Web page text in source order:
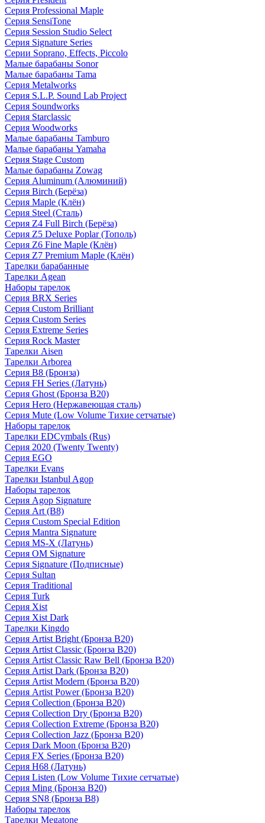
Серия Professional Maple
Серия SensiTone
Серия Session Studio Select
Серия Signature Series
Серии Soprano, Effects, Piccolo
Малые барабаны Sonor
Малые барабаны Tama
Серия Metalworks
Серия S.L.P. Sound Lab Project
Серия Soundworks
Серия Starclassic
Серия Woodworks
Малые барабаны Tamburo
Малые барабаны Yamaha
Серия Stage Custom
Малые барабаны Zowag
Серия Aluminum (Алюминий)
Серия Birch (Берёза)
Серия Maple (Клён)
Серия Steel (Сталь)
Серия Z4 Full Birch (Берёза)
Серия Z5 Deluxe Poplar (Тополь)
Серия Z6 Fine Maple (Клён)
Серия Z7 Premium Maple (Клён)
Тарелки барабанные
Тарелки Agean
Наборы тарелок
Серия BRX Series
Серия Custom Brilliant
Серия Custom Series
Серия Extreme Series
Серия Rock Master
Тарелки Aisen
Тарелки Arborea
Серия B8 (Бронза)
Серия FH Series (Латунь)
Серия Ghost (Бронза B20)
Серия Hero (Нержавеющая сталь)
Серия Mute (Low Volume Тихие сетчатые)
Наборы тарелок
Тарелки EDCymbals (Rus)
Серия 2020 (Twenty Twenty)
Серия EGO
Тарелки Evans
Тарелки Istanbul Agop
Наборы тарелок
Серия Agop Signature
Серия Art (B8)
Серия Custom Special Edition
Серия Mantra Signature
Серия MS-X (Латунь)
Серия OM Signature
Серия Signature (Подписные)
Серия Sultan
Серия Traditional
Серия Turk
Серия Xist
Серия Xist Dark
Тарелки Kingdo
Серия Artist Bright (Бронза B20)
Серия Artist Classic (Бронза B20)
Серия Artist Classic Raw Bell (Бронза B20)
Серия Artist Dark (Бронза B20)
Серия Artist Modern (Бронза B20)
Серия Artist Power (Бронза B20)
Серия Collection (Бронза B20)
Серия Collection Dry (Бронза B20)
Серия Collection Extreme (Бронза B20)
Серия Collection Jazz (Бронза B20)
Серия Dark Moon (Бронза B20)
Серия FX Series (Бронза B20)
Серия H68 (Латунь)
Серия Listen (Low Volume Тихие сетчатые)
Серия Ming (Бронза B20)
Серия SN8 (Бронза B8)
Наборы тарелок
Тарелки Megatone